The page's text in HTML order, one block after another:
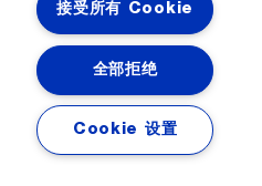
接受所有 Cookie
全部拒绝
Cookie 设置